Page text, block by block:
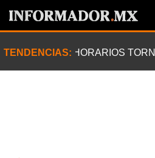
TENDENCIAS: HORARIOS